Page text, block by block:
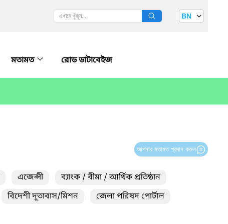
BN
মতামত রোড ডাটাবেইজ
আপনার মতামত প্রদান করুন
এজেন্সী
ব্যাংক / বীমা / আর্থিক প্রতিষ্ঠান
বিদেশী দূতাবাস/মিশন
জেলা পরিষদ পোর্টাল